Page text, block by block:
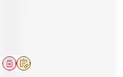
Op voorschrift
Geneesmiddel